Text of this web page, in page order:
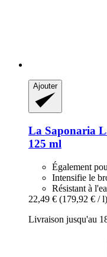
Ajouter
La Saponaria
125 ml
Également
Intensifie le
Résistant à
22,49 € (179,92 € / l)
Livraison jusqu'au